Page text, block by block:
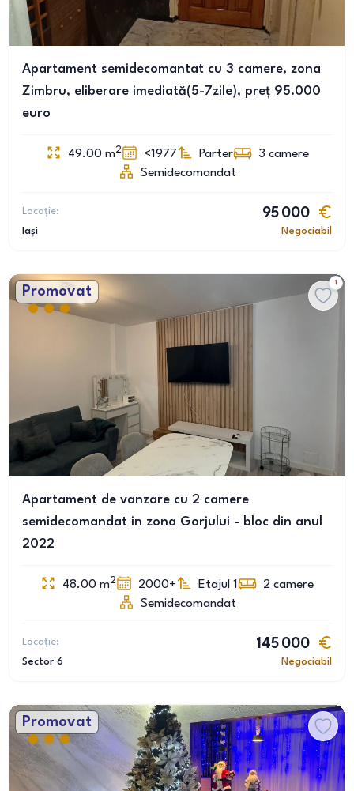
Apartament semidecomantat cu 3 camere, zona
Zimbru, eliberare imediată(5-7zile), preț 95.000
euro
49.00 m2 <1977 Parter 3 camere
Semidecomandat
Locație:
Iași
95 000
Negociabil
Promovat
1
Apartament de vanzare cu 2 camere
semidecomandat in zona Gorjului - bloc din anul
2022
48.00 m2 2000+ Etajul 1 2 camere
Semidecomandat
Locație:
Sector 6
145 000
Negociabil
Promovat